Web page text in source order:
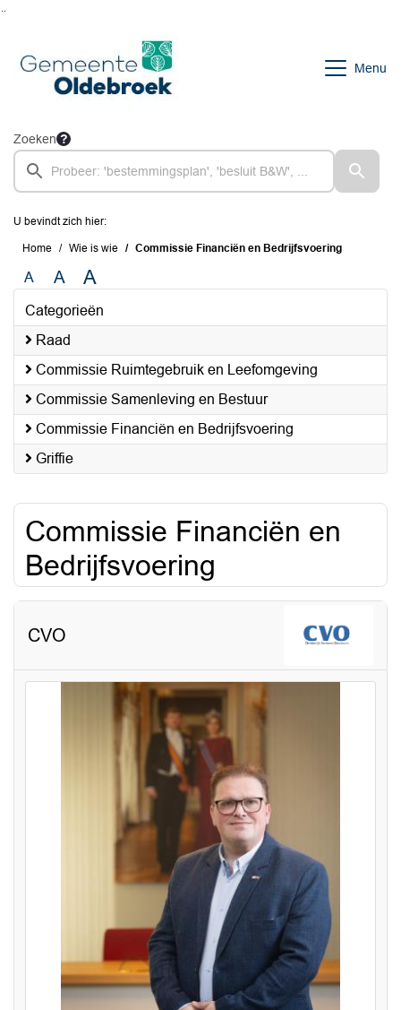
Menu
Zoeken
U bevindt zich hier:
Home Wie is wie Commissie Financiën en Bedrijfsvoering
A A A
Categorieën
Raad
Commissie Ruimtegebruik en Leefomgeving
Commissie Samenleving en Bestuur
Commissie Financiën en Bedrijfsvoering
Griffie
Commissie Financiën en
Bedrijfsvoering
CVO